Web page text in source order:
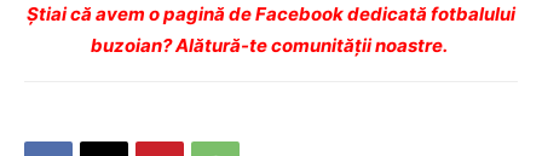
Ştiai că avem o pagină de Facebook dedicată fotbalului
buzoian? Alătură-te comunității noastre.